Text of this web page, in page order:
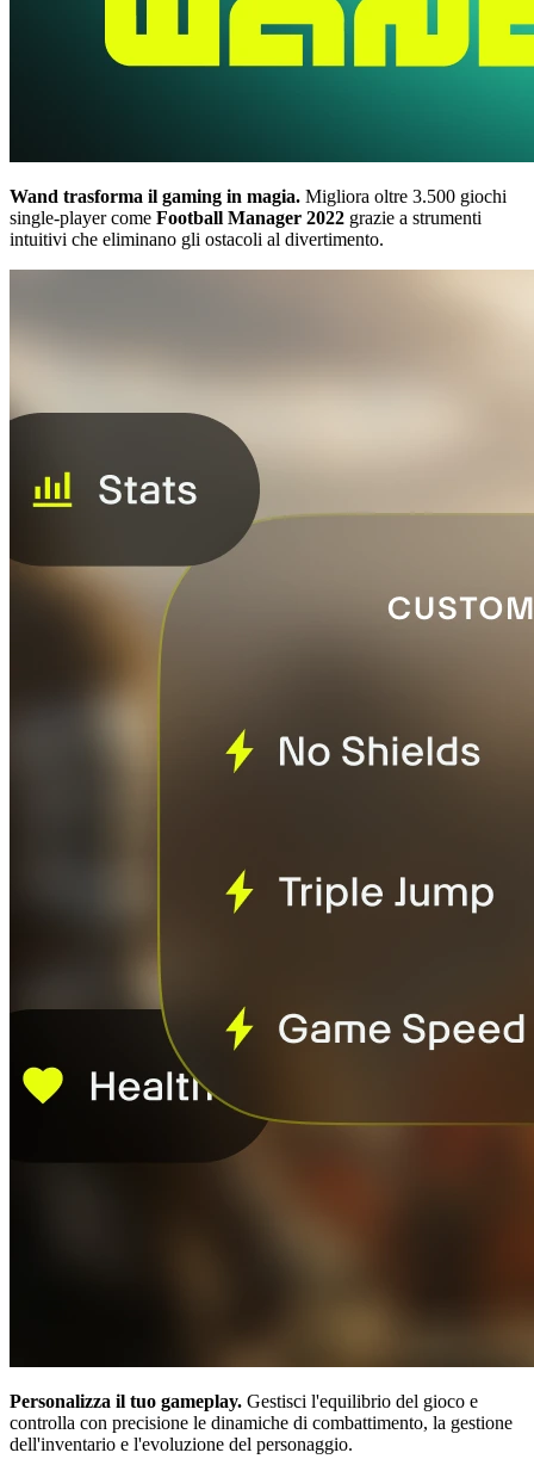
Wand trasforma il gaming in magia. Migliora oltre 3.500 giochi
single-player come Football Manager 2022 grazie a strumenti
intuitivi che eliminano gli ostacoli al divertimento.
Personalizza il tuo gameplay. Gestisci l'equilibrio del gioco e
controlla con precisione le dinamiche di combattimento, la gestione
dell'inventario e l'evoluzione del personaggio.